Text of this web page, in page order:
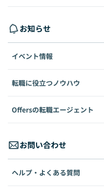
お知らせ
イベント情報
転職に役立つノウハウ
Offersの転職エージェント
お問い合わせ
ヘルプ・よくある質問